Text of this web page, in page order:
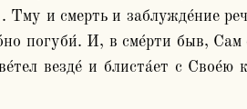
Тму и смерть и заблужде́ние
погуби́. И, в сме́рти быв,
везде́ и блиста́ет с